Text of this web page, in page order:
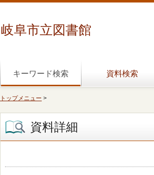
岐阜市立図書館
キーワード検索 資料検索
トップメニュー >
資料詳細